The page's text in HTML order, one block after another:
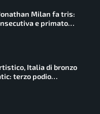
Milan fa tris:
e primato
Italia di bronzo
terzo podio